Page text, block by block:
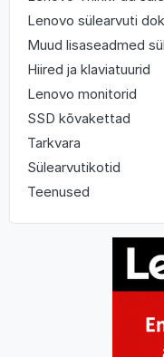
Lenovo sülearvuti
Muud lisaseadmed
Hiired ja klaviatuurid
Lenovo monitorid
SSD kõvakettad
Tarkvara
Sülearvutikotid
Teenused